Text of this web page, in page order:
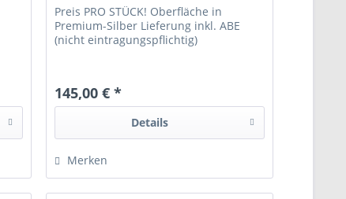
Preis PRO STÜCK! Oberfläche in
Premium-Silber Lieferung inkl. ABE
(nicht eintragungspflichtig)
145,00 € *
Details
Merken